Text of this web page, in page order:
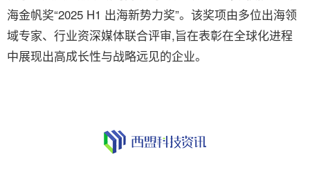
海金帆奖“2025 H1 出海新势力奖”。该奖项由多位出海领
域专家、行业资深媒体联合评审,旨在表彰在全球化进程
中展现出高成长性与战略远见的企业。